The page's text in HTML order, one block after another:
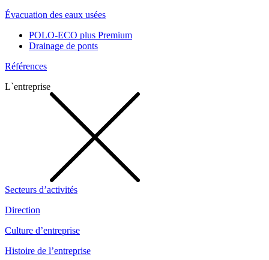
Évacuation des eaux usées
POLO-ECO plus Premium
Drainage de ponts
Références
L`entreprise
Secteurs d’activités
Direction
Culture d’entreprise
Histoire de l’entreprise